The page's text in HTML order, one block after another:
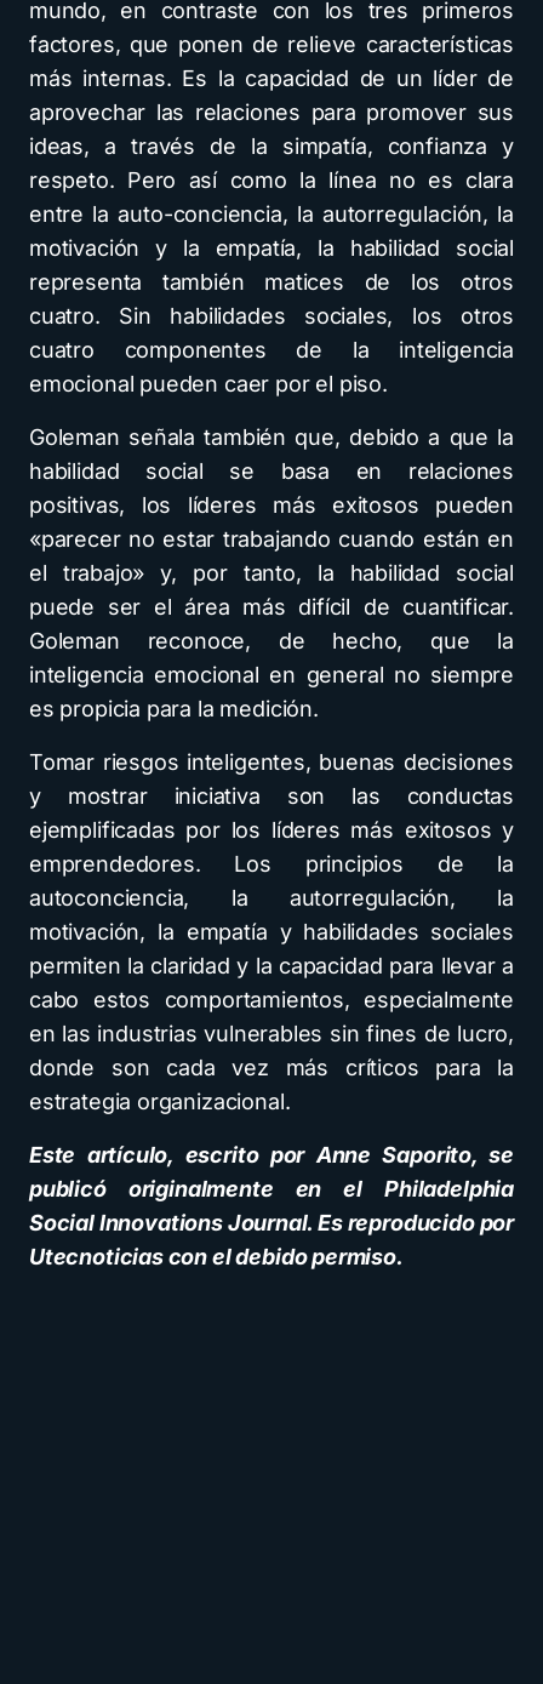
mundo, en contraste con los tres primeros
factores, que ponen de relieve características
más internas. Es la capacidad de un líder de
aprovechar las relaciones para promover sus
ideas, a través de la simpatía, confianza y
respeto. Pero así como la línea no es clara
entre la auto-conciencia, la autorregulación, la
motivación y la empatía, la habilidad social
representa también matices de los otros
cuatro. Sin habilidades sociales, los otros
cuatro componentes de la inteligencia
emocional pueden caer por el piso.
Goleman señala también que, debido a que la
habilidad social se basa en relaciones
positivas, los líderes más exitosos pueden
«parecer no estar trabajando cuando están en
el trabajo» y, por tanto, la habilidad social
puede ser el área más difícil de cuantificar.
Goleman reconoce, de hecho, que la
inteligencia emocional en general no siempre
es propicia para la medición.
Tomar riesgos inteligentes, buenas decisiones
y mostrar iniciativa son las conductas
ejemplificadas por los líderes más exitosos y
emprendedores. Los principios de la
autoconciencia, la autorregulación, la
motivación, la empatía y habilidades sociales
permiten la claridad y la capacidad para llevar a
cabo estos comportamientos, especialmente
en las industrias vulnerables sin fines de lucro,
donde son cada vez más críticos para la
estrategia organizacional.
Este artículo, escrito por Anne Saporito, se
publicó originalmente en el Philadelphia
Social Innovations Journal. Es reproducido por
Utecnoticias con el debido permiso.